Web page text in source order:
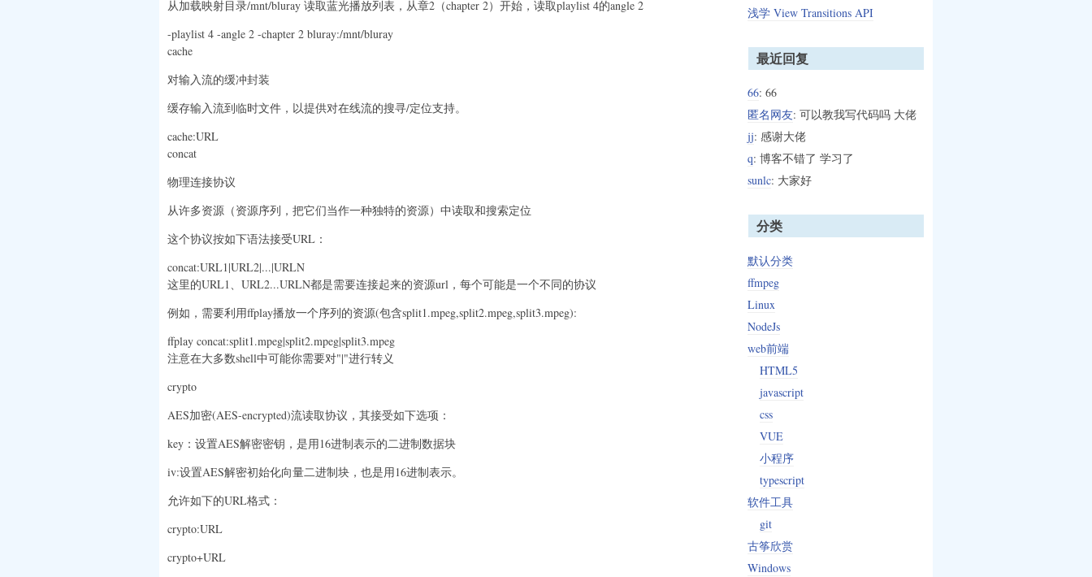
从加载映射目录/mnt/bluray 读取蓝光播放列表，从章2（chapter 2）开始，读取playlist 4的angle 2
-playlist 4 -angle 2 -chapter 2 bluray:/mnt/bluray
cache
对输入流的缓冲封装
缓存输入流到临时文件，以提供对在线流的搜寻/定位支持。
cache:URL
concat
物理连接协议
从许多资源（资源序列，把它们当作一种独特的资源）中读取和搜索定位
这个协议按如下语法接受URL：
concat:URL1|URL2|...|URLN
这里的URL1、URL2...URLN都是需要连接起来的资源url，每个可能是一个不同的协议
例如，需要利用ffplay播放一个序列的资源(包含split1.mpeg,split2.mpeg,split3.mpeg):
ffplay concat:split1.mpeg|split2.mpeg|split3.mpeg
注意在大多数shell中可能你需要对"|"进行转义
crypto
AES加密(AES-encrypted)流读取协议，其接受如下选项：
key：设置AES解密密钥，是用16进制表示的二进制数据块
iv:设置AES解密初始化向量二进制块，也是用16进制表示。
允许如下的URL格式：
crypto:URL
crypto+URL
浅学 View Transitions API
最近回复
66: 66
匿名网友: 可以教我写代码吗 大佬
jj: 感谢大佬
q: 博客不错了 学习了
sunlc: 大家好
分类
默认分类
ffmpeg
Linux
NodeJs
web前端
HTML5
javascript
css
VUE
小程序
typescript
软件工具
git
古筝欣赏
Windows